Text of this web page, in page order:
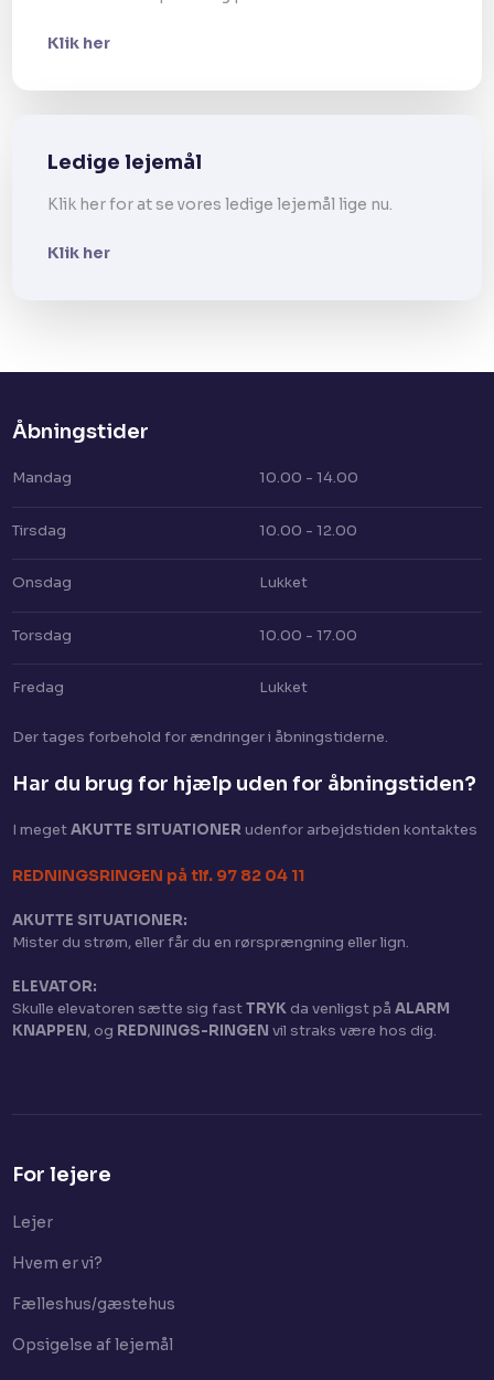
Klik her
Ledige lejemål
Klik her for at se vores ledige lejemål lige nu.
Klik her
Åbningstider​
Mandag 10.00 - 14.00
Tirsdag 10.00 - 12.00
Onsdag Lukket
Torsdag 10.00 - 17.00
Fredag Lukket
Der tages for​behold for ændringer i åbningstiderne.
Har du brug for hjælp uden for åbningstiden?​
I megetAKUTTE SITUATIONER​ udenfor arbejdstiden kontaktes
​REDNINGSRINGEN på tlf. 97 82 04 11
AKUTTE SITUATIONER:
Mister du strøm, eller får du en rørsprængning eller lign.
ELEVATOR:
Skulle elevatoren sætte sig fastTRYKda venligst på ALARM
KNAPPEN, og REDNINGS-RINGEN vil straks være hos dig.​
For lejere
Lejer​
Hvem er vi?
Fælleshus/gæstehus
Opsigelse af lejemål